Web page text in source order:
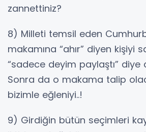
zannettiniz?
8) Milleti temsil eden
makamına “ahır” diyen kişiyi
“sadece deyim paylaştı” diye
Sonra da o makama talip
bizimle eğleniyi..!
9) Girdiğin bütün seçimleri